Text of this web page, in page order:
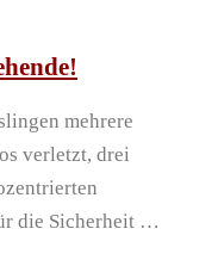
mehrere
verletzt, drei
die Sicherheit …